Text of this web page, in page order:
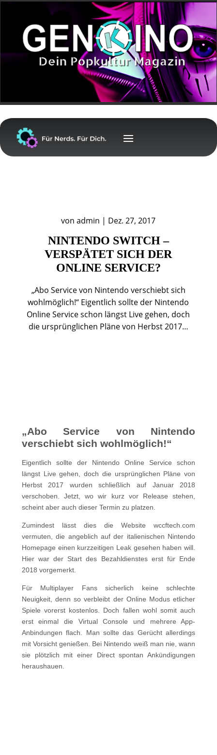
vonadmin | Dez. 27, 2017
NINTENDO SWITCH –
VERSPÄTET SICH DER
ONLINE SERVICE?
„Abo Service von Nintendo verschiebt sich
wohlmöglich!“ Eigentlich sollte der Nintendo
Online Service schon längst Live gehen, doch
die ursprünglichen Pläne von Herbst 2017…
„Abo Service von Nintendo
verschiebt sich wohlmöglich!“
Eigentlich sollte der Nintendo Online Service schon
längst Live gehen, doch die ursprünglichen Pläne von
Herbst 2017 wurden schließlich auf Januar 2018
verschoben. Jetzt, wo wir kurz vor Release stehen,
scheint aber auch dieser Termin zu platzen.
Zumindest lässt dies die Website wccftech.com
vermuten, die angeblich auf der italienischen Nintendo
Homepage einen kurzzeitigen Leak gesehen haben will.
Hier war der Start des Bezahldienstes erst für Ende
2018 vorgemerkt.
Für Multiplayer Fans sicherlich keine schlechte
Neuigkeit, denn so verbleibt der Online Modus etlicher
Spiele vorerst kostenlos. Doch fallen wohl somit auch
erst einmal die Virtual Console und mehrere App-
Anbindungen flach. Man sollte das Gerücht allerdings
mit Vorsicht genießen. Bei Nintendo weiß man nie, wann
sie plötzlich mit einer Direct spontan Ankündigungen
heraushauen.